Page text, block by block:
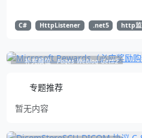
C# HttpListener .net5 http
补充展位 Pages_Weblog_Get#2
专题推荐
暂无内容